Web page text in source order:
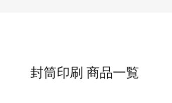
封筒印刷 商品一覧